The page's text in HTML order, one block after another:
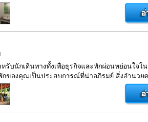
รับนักเดินทางทั้งเพื่อธุรกิจและพักผ่อนหย่อนใจ
ของคุณเป็นประสบการณ์ที่น่าอภิรมย์ สิ่งอำนวย